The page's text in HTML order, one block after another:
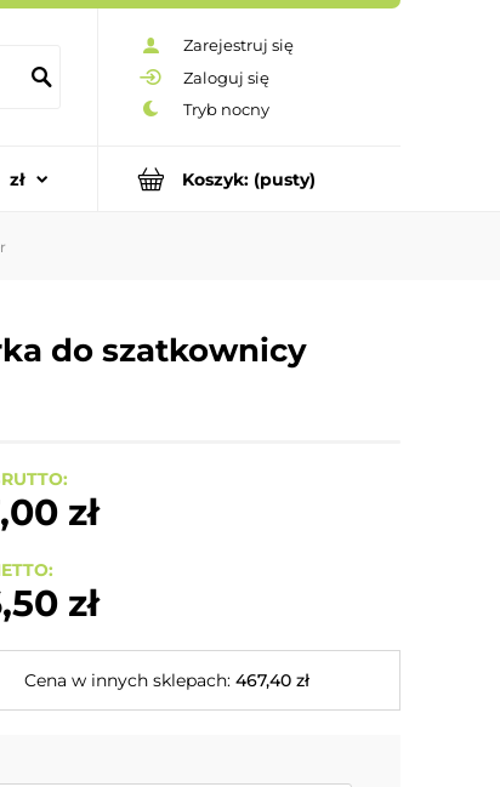
Zarejestruj się
Zaloguj się
Koszyk: (pusty)
do szatkownicy
zł
zł
Cena w innych sklepach: 467,40 zł